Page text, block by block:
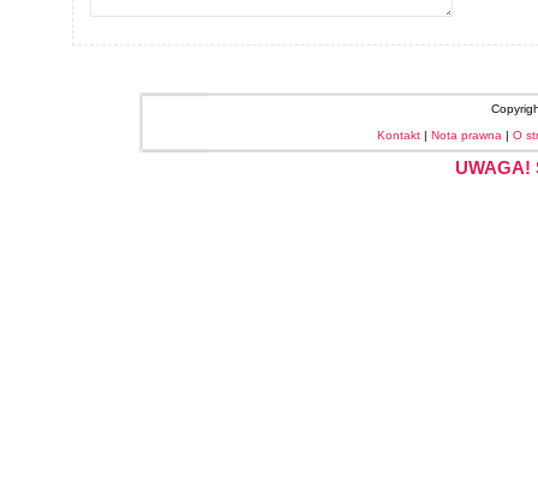
Kontakt
Nota prawna O
UWAGA!